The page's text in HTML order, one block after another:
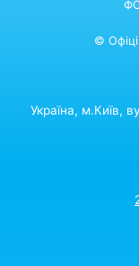
©
Україна, м.Київ,